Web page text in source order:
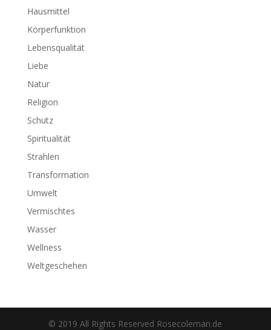
Hausmittel
Körperfunktion
Lebensqualität
Liebe
Natur
Religion
Schutz
Spiritualität
Strahlen
Transformation
Umwelt
Vermischtes
Wasser
Wellness
Weltgeschehen
© 2019 All Rights Reserved Rosecoleman.de